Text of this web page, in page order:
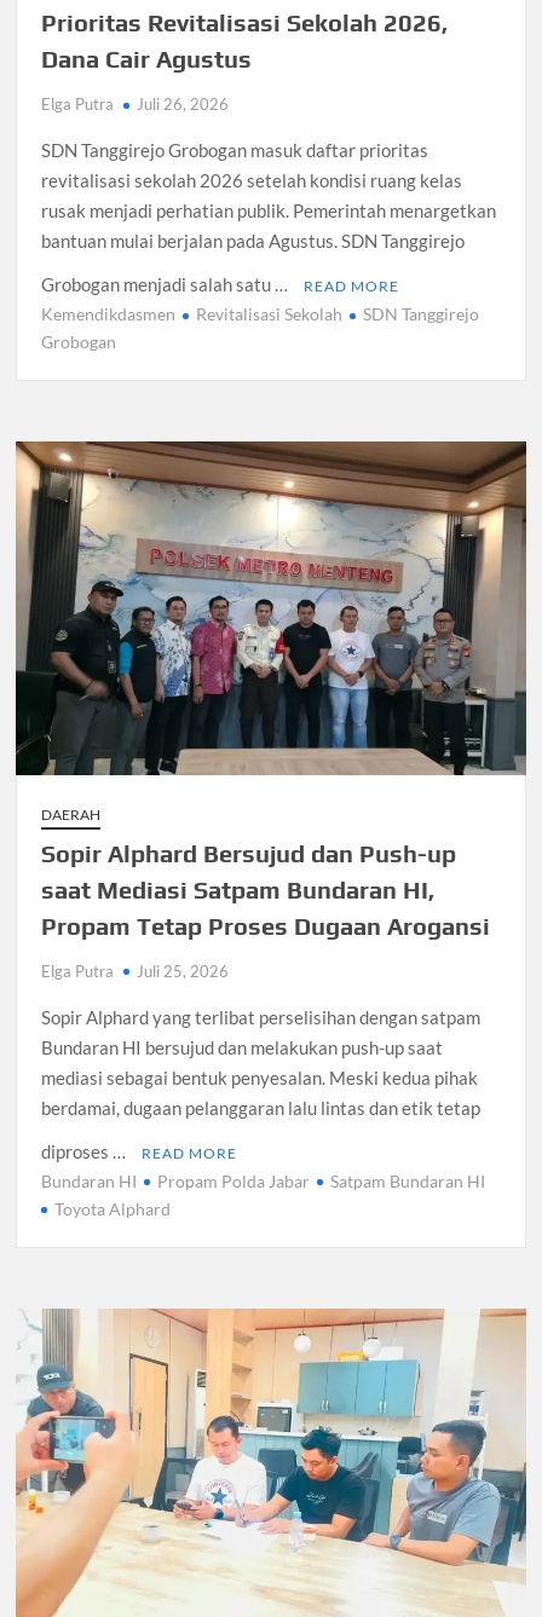
Prioritas Revitalisasi Sekolah 2026,
Dana Cair Agustus
Elga Putra Juli 26, 2026
SDN Tanggirejo Grobogan masuk daftar prioritas
revitalisasi sekolah 2026 setelah kondisi ruang kelas
rusak menjadi perhatian publik. Pemerintah menargetkan
bantuan mulai berjalan pada Agustus. SDN Tanggirejo
Grobogan menjadi salah satu …
READ MORE
Kemendikdasmen Revitalisasi Sekolah
SDN Tanggirejo
Grobogan
DAERAH
Sopir Alphard Bersujud dan Push-up
saat Mediasi Satpam Bundaran HI,
Propam Tetap Proses Dugaan Arogansi
Elga Putra Juli 25, 2026
Sopir Alphard yang terlibat perselisihan dengan satpam
Bundaran HI bersujud dan melakukan push-up saat
mediasi sebagai bentuk penyesalan. Meski kedua pihak
berdamai, dugaan pelanggaran lalu lintas dan etik tetap
diproses …
READ MORE
Bundaran HI Propam Polda Jabar
Satpam Bundaran HI
Toyota Alphard